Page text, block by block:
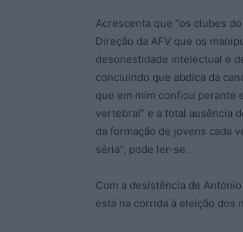
Acrescenta que “os clubes
Direção da AFV que os
desonestidade intelectual e
concluindo que abdica da
que em mim confiou perante
vertebral” e a total ausência
da formação de jovens cada
séria”, pode ler-se.
Com a desistência de
está na corrida à eleição dos